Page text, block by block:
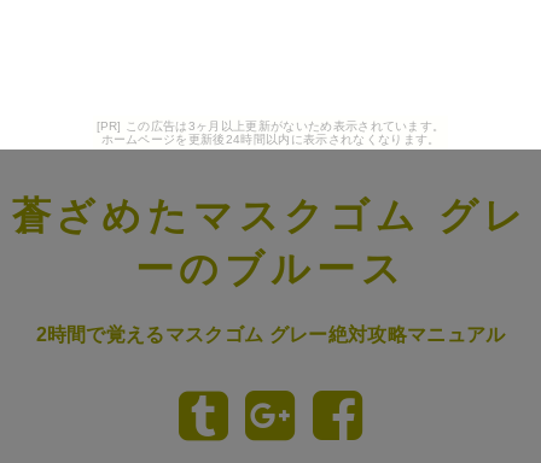
[PR] この広告は3ヶ月以上更新がないため表示されています。
ホームページを更新後24時間以内に表示されなくなります。
蒼ざめたマスクゴム グレ
ーのブルース
2時間で覚えるマスクゴム グレー絶対攻略マニュアル